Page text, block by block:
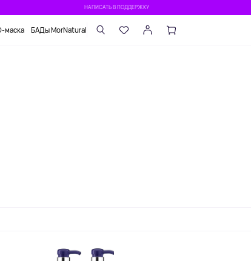
НАПИСАТЬ В ПОДДЕРЖКУ
маска БАДы MorNatural